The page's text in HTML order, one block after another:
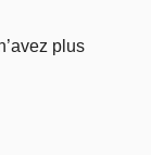
plus